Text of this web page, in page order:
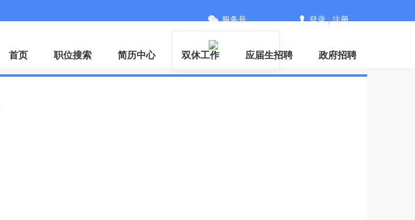
招聘会 下载APP
服务号 登录|注册
首页 职位搜索 简历中心 双休工作 应届生招聘 政府招聘